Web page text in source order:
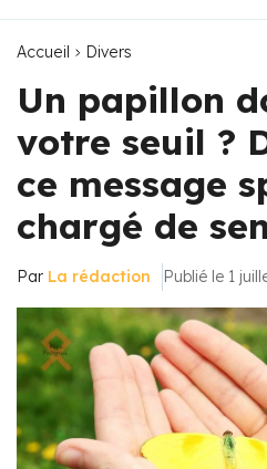
Accueil Divers
Un papillon
votre seuil ?
ce message
chargé de
Par La rédaction Publié le 1